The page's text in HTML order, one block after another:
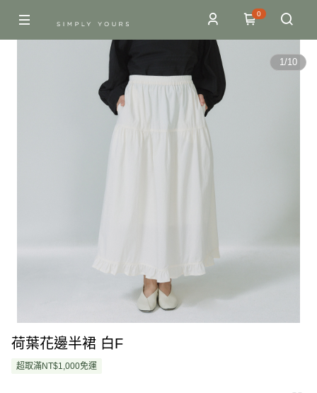
0
1/10
荷葉花邊半裙 白F
超取滿NT$1,000免運